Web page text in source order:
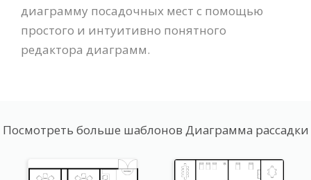
диаграмму посадочных мест с помощью
простого и интуитивно понятного
редактора диаграмм.
Посмотреть больше шаблонов Диаграмма рассадки